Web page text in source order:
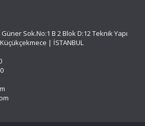
Sok.No:1 B 2 Blok D:12 Teknik Yapı
| İSTANBUL